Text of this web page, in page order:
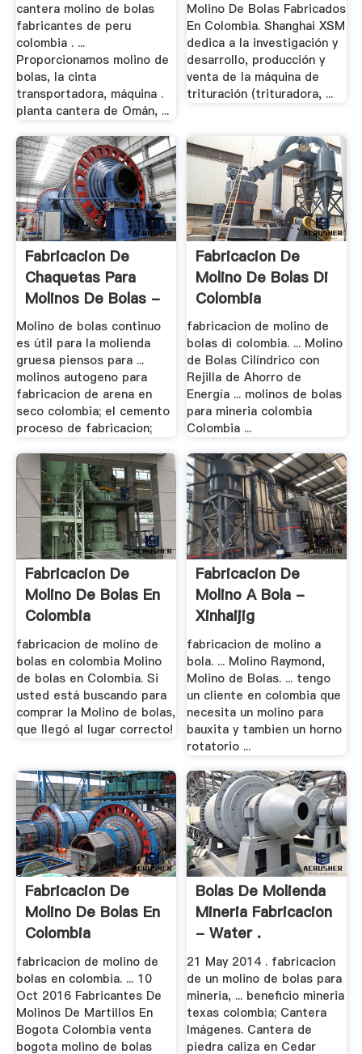
cantera molino de bolas
fabricantes de peru
colombia . ...
Proporcionamos molino de
bolas, la cinta
transportadora, máquina .
planta cantera de Omán, ...
Molino De Bolas Fabricados
En Colombia. Shanghai XSM
dedica a la investigación y
desarrollo, producción y
venta de la máquina de
trituración (trituradora, ...
Fabricacion De
Chaquetas Para
Molinos De Bolas -
.
Molino de bolas continuo
es útil para la molienda
gruesa piensos para ...
molinos autogeno para
fabricacion de arena en
seco colombia; el cemento
proceso de fabricacion;
Fabricacion De
Molino De Bolas Di
Colombia
fabricacion de molino de
bolas di colombia. ... Molino
de Bolas Cilíndrico con
Rejilla de Ahorro de
Energía ... molinos de bolas
para mineria colombia
Colombia ...
Fabricacion De
Molino De Bolas En
Colombia
fabricacion de molino de
bolas en colombia Molino
de bolas en Colombia. Si
usted está buscando para
comprar la Molino de bolas,
que llegó al lugar correcto!
Fabricacion De
Molino A Bola -
Xinhaijig
fabricacion de molino a
bola. ... Molino Raymond,
Molino de Bolas. ... tengo
un cliente en colombia que
necesita un molino para
bauxita y tambien un horno
rotatorio ...
Fabricacion De
Molino De Bolas En
Colombia
fabricacion de molino de
bolas en colombia. ... 10
Oct 2016 Fabricantes De
Molinos De Martillos En
Bogota Colombia venta
bogota molino de bolas
Bolas De Molienda
Mineria Fabricacion
- Water .
21 May 2014 . fabricacion
de un molino de bolas para
mineria, ... beneficio mineria
texas colombia; Cantera
Imágenes. Cantera de
piedra caliza en Cedar